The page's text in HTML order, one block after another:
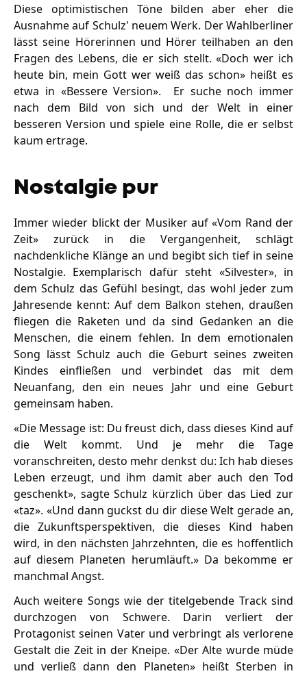
Diese optimistischen Töne bilden aber eher die
Ausnahme auf Schulz' neuem Werk. Der Wahlberliner
lässt seine Hörerinnen und Hörer teilhaben an den
Fragen des Lebens, die er sich stellt. «Doch wer ich
heute bin, mein Gott wer weiß das schon» heißt es
etwa in «Bessere Version». Er suche noch immer
nach dem Bild von sich und der Welt in einer
besseren Version und spiele eine Rolle, die er selbst
kaum ertrage.
Nostalgie pur
Immer wieder blickt der Musiker auf «Vom Rand der
Zeit» zurück in die Vergangenheit, schlägt
nachdenkliche Klänge an und begibt sich tief in seine
Nostalgie. Exemplarisch dafür steht «Silvester», in
dem Schulz das Gefühl besingt, das wohl jeder zum
Jahresende kennt: Auf dem Balkon stehen, draußen
fliegen die Raketen und da sind Gedanken an die
Menschen, die einem fehlen. In dem emotionalen
Song lässt Schulz auch die Geburt seines zweiten
Kindes einfließen und verbindet das mit dem
Neuanfang, den ein neues Jahr und eine Geburt
gemeinsam haben.
«Die Message ist: Du freust dich, dass dieses Kind auf
die Welt kommt. Und je mehr die Tage
voranschreiten, desto mehr denkst du: Ich hab dieses
Leben erzeugt, und ihm damit aber auch den Tod
geschenkt», sagte Schulz kürzlich über das Lied zur
«taz». «Und dann guckst du dir diese Welt gerade an,
die Zukunftsperspektiven, die dieses Kind haben
wird, in den nächsten Jahrzehnten, die es hoffentlich
auf diesem Planeten herumläuft.» Da bekomme er
manchmal Angst.
Auch weitere Songs wie der titelgebende Track sind
durchzogen von Schwere. Darin verliert der
Protagonist seinen Vater und verbringt als verlorene
Gestalt die Zeit in der Kneipe. «Der Alte wurde müde
und verließ dann den Planeten» heißt Sterben in